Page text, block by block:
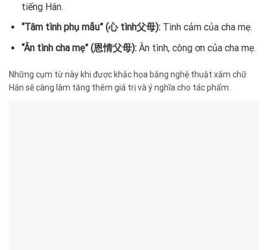
tiếng Hán.
“Tâm tình phụ mẫu” (心 tình父母):Tình cảm của cha mẹ.
“Ân tình cha mẹ” (恩情父母):Ân tình, công ơn của cha mẹ.
Những cụm từ này khi được khắc họa bằng nghệ thuật xăm chữ
Hán sẽ càng làm tăng thêm giá trị và ý nghĩa cho tác phẩm.